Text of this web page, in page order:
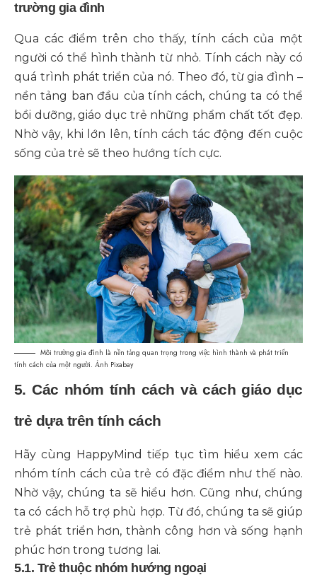
trường gia đình
Qua các điểm trên cho thấy, tính cách của một
người có thể hình thành từ nhỏ. Tính cách này có
quá trình phát triển của nó. Theo đó, từ gia đình –
nền tảng ban đầu của tính cách, chúng ta có thể
bồi dưỡng, giáo dục trẻ những phẩm chất tốt đẹp.
Nhờ vậy, khi lớn lên, tính cách tác động đến cuộc
sống của trẻ sẽ theo hướng tích cực.
Môi trường gia đình là nền tảng quan trọng trong việc hình thành và phát triển
tính cách của một người. Ảnh Pixabay
5. Các nhóm tính cách và cách giáo dục
trẻ dựa trên tính cách
Hãy cùng HappyMind tiếp tục tìm hiểu xem các
nhóm tính cách của trẻ có đặc điểm như thế nào.
Nhờ vậy, chúng ta sẽ hiểu hơn. Cũng như, chúng
ta có cách hỗ trợ phù hợp. Từ đó, chúng ta sẽ giúp
trẻ phát triển hơn, thành công hơn và sống hạnh
phúc hơn trong tương lai.
5.1. Trẻ thuộc nhóm hướng ngoại